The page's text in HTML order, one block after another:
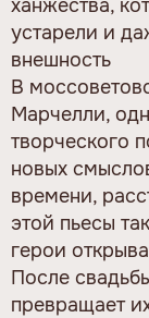
ханжества,
устарели и
внешность
В
Марчелли,
творческого
новых
времени,
этой пьесы
герои
После
превращает